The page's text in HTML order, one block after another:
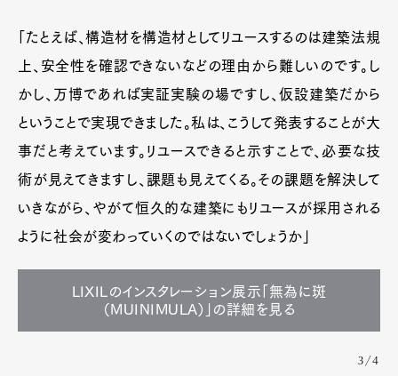
「たとえば、構造材を構造材としてリユースするのは建築法規
上、安全性を確認できないなどの理由から難しいのです。し
かし、万博であれば実証実験の場ですし、仮設建築だから
ということで実現できました。私は、こうして発表することが大
事だと考えています。リユースできると示すことで、必要な技
術が見えてきますし、課題も見えてくる。その課題を解決して
いきながら、やがて恒久的な建築にもリユースが採用される
ように社会が変わっていくのではないでしょうか」
LIXILのインスタレーション展示「無為に斑
（MUINIMULA）」の詳細を見る
3/4